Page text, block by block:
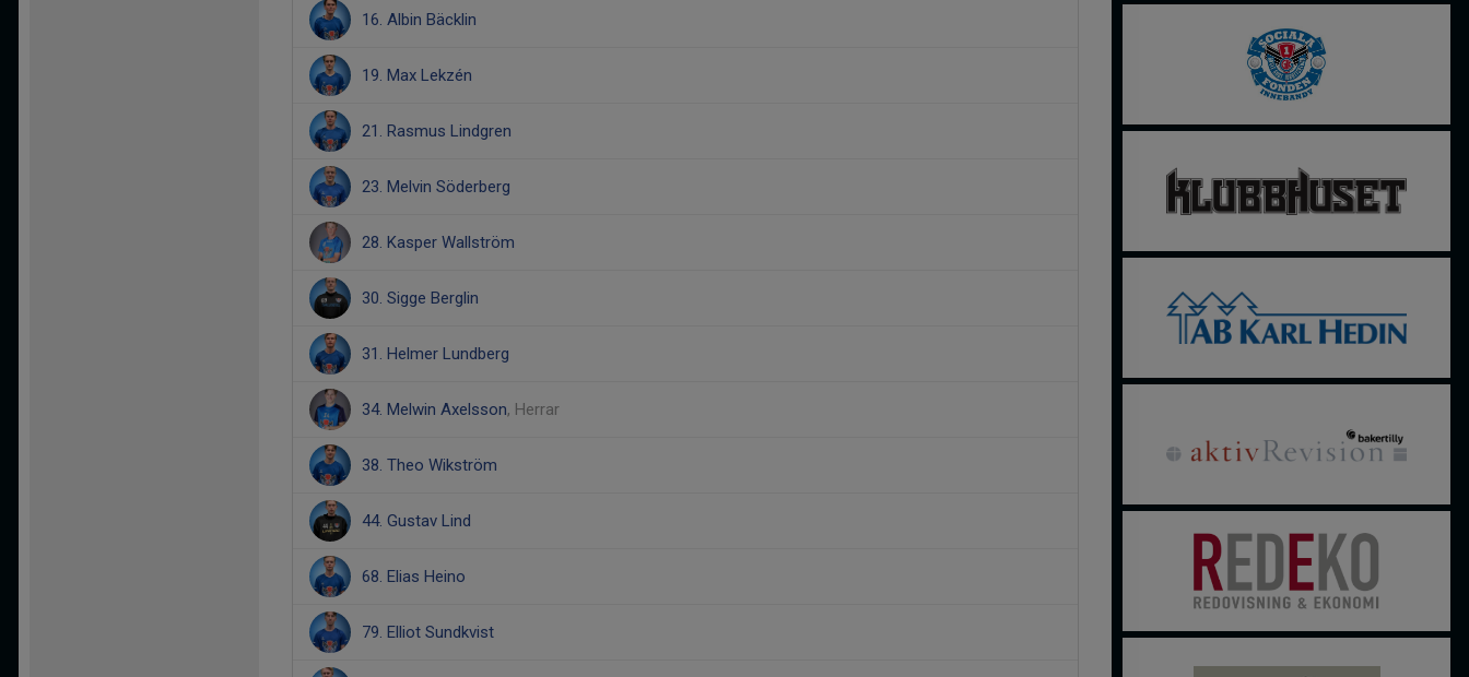
16. Albin Bäcklin
19. Max Lekzén
21. Rasmus Lindgren
23. Melvin Söderberg
28. Kasper Wallström
30. Sigge Berglin
31. Helmer Lundberg
34. Melwin Axelsson, Herrar
38. Theo Wikström
44. Gustav Lind
68. Elias Heino
79. Elliot Sundkvist